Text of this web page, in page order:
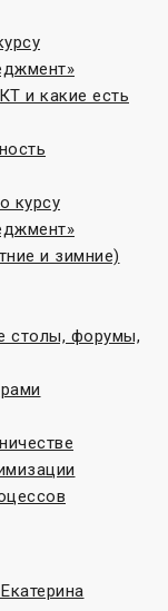
и какие есть
курсу
и зимние)
столы, форумы,